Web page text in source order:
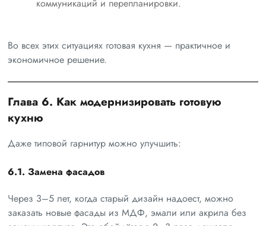
коммуникаций и перепланировки.
Во всех этих ситуациях готовая кухня — практичное и
экономичное решение.
Глава 6. Как модернизировать готовую
кухню
Даже типовой гарнитур можно улучшить:
6.1. Замена фасадов
Через 3–5 лет, когда старый дизайн надоест, можно
заказать новые фасады из МДФ, эмали или акрила без